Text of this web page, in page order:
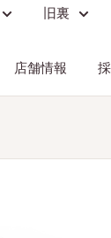
旧裏
店舗情報